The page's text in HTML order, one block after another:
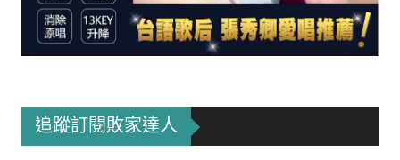
追蹤訂閱敗家達人